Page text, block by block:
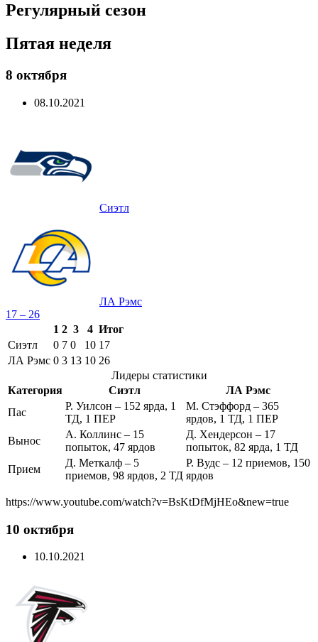
Регулярный сезон
Пятая неделя
8 октября
08.10.2021
Сиэтл
ЛА Рэмс
17 – 26
1 2 3 4 Итог
Сиэтл
0 7 0 10 17
ЛА Рэмс 0 3 13 10 26
Лидеры статистики
Категория
Сиэтл
ЛА Рэмс
Пас
Р. Уилсон – 152 ярда, 1
ТД, 1 ПЕР
М. Стэффорд – 365
ярдов, 1 ТД, 1 ПЕР
Вынос
А. Коллинс – 15
попыток, 47 ярдов
Д. Хендерсон – 17
попыток, 82 ярда, 1 ТД
Прием
Д. Меткалф – 5
приемов, 98 ярдов, 2 ТД
Р. Вудс – 12 приемов, 150
ярдов
https://www.youtube.com/watch?v=BsKtDfMjHEo&new=true
10 октября
10.10.2021